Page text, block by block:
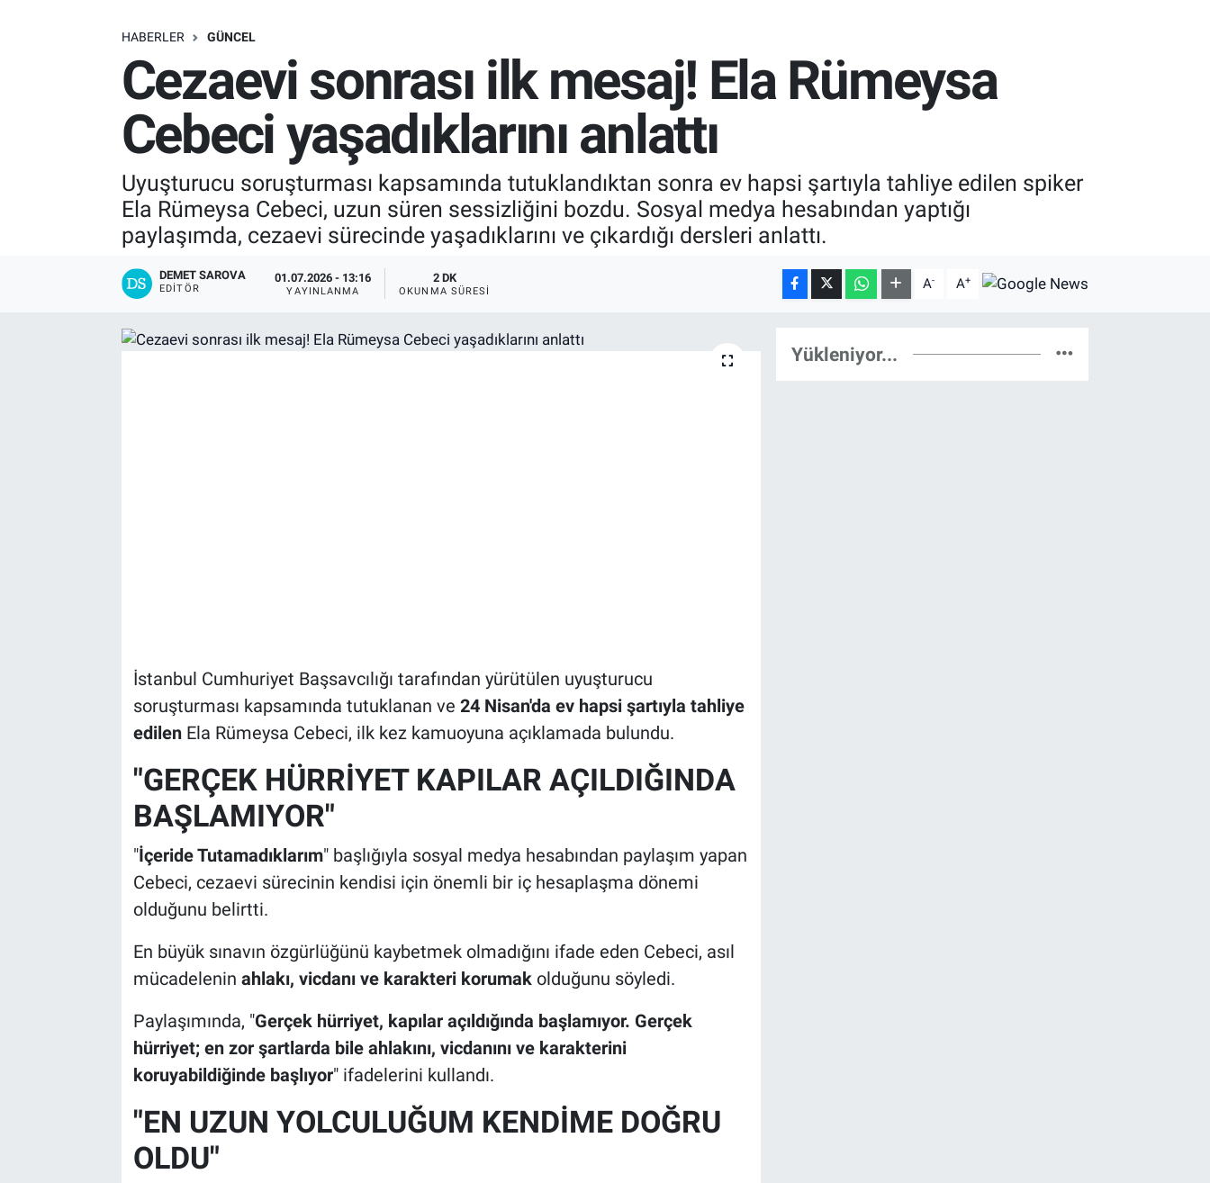
HABERLER GÜNCEL
Cezaevi sonrası ilk mesaj! Ela Rümeysa
Cebeci yaşadıklarını anlattı
Uyuşturucu soruşturması kapsamında tutuklandıktan sonra ev hapsi şartıyla tahliye edilen spiker
Ela Rümeysa Cebeci, uzun süren sessizliğini bozdu. Sosyal medya hesabından yaptığı
paylaşımda, cezaevi sürecinde yaşadıklarını ve çıkardığı dersleri anlattı.
DEMET SAROVA
EDITÖR
01.07.2026 - 13:16
YAYINLANMA
2 DK
OKUNMA SÜRESI A- A+
İstanbul Cumhuriyet Başsavcılığı tarafından yürütülen uyuşturucu
soruşturması kapsamında tutuklanan ve 24 Nisan'da ev hapsi şartıyla tahliye
edilenEla Rümeysa Cebeci, ilk kez kamuoyuna açıklamada bulundu.
"GERÇEK HÜRRİYET KAPILAR AÇILDIĞINDA
BAŞLAMIYOR"
"İçeride Tutamadıklarım" başlığıyla sosyal medya hesabından paylaşım yapan
Cebeci, cezaevi sürecinin kendisi için önemli bir iç hesaplaşma dönemi
olduğunu belirtti.
En büyük sınavın özgürlüğünü kaybetmek olmadığını ifade eden Cebeci, asıl
mücadelenin ahlakı, vicdanı ve karakteri korumakolduğunu söyledi.
Paylaşımında, "Gerçek hürriyet, kapılar açıldığında başlamıyor. Gerçek
hürriyet; en zor şartlarda bile ahlakını, vicdanını ve karakterini
koruyabildiğinde başlıyor" ifadelerini kullandı.
"EN UZUN YOLCULUĞUM KENDİME DOĞRU
OLDU"
Yükleniyor...
ÖZEL HABER